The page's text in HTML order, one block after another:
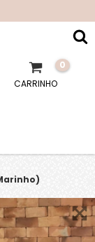
CARRINHO
0